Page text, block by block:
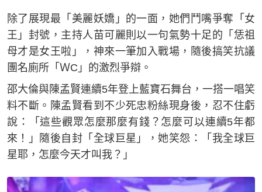
除了展現最「美麗妖嬌」的一面，她們鬥嘴爭奪「女
王」封號，主持人苗可麗則以一句氣勢十足的「恁祖
母才是女王啦」，神來一筆加入戰場，隨後搞笑抗議
團名廁所「ＷC」的激烈爭辯。
邵大倫與陳孟賢連續5年登上藍寶石舞台，一搭一唱笑
料不斷。陳孟賢看到不少死忠粉絲現身後，忍不住虧
說：「這些觀眾怎麼那麼有錢？怎麼可以連續5年都
來！」隨後自封「全球巨星」，她笑怨：「我全球巨
星耶，怎麼今天才叫我？」